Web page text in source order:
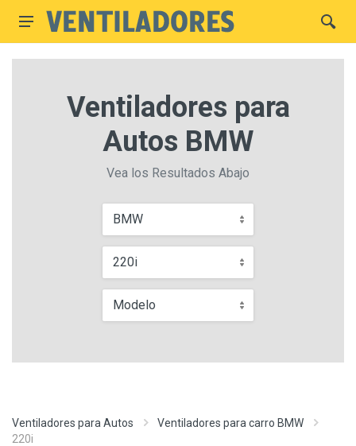
Ventiladores para
Autos BMW
Vea los Resultados Abajo
BMW
220i
Modelo
Ventiladores para Autos
Ventiladores para carro BMW
220i